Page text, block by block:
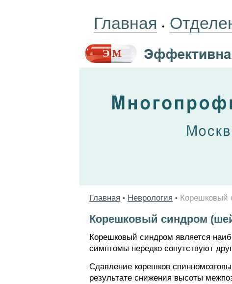
Главная •
Главная • Неврология • Корешковый
Корешковый синдром
Корешковый синдром является
симптомы нередко сопутствуют
Сдавление корешков
результате снижения высоты